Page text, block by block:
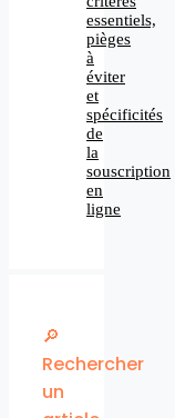
essentiels,
pièges
à
éviter
et
spécificités
de
la
souscription
en
ligne
🔎
Rechercher
un